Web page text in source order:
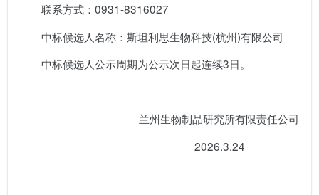
联系方式：0931-8316027
中标候选人名称：斯坦利思生物科技(杭州)有限公司
中标候选人公示周期为公示次日起连续3日。
兰州生物制品研究所有限责任公司
2026.3.24